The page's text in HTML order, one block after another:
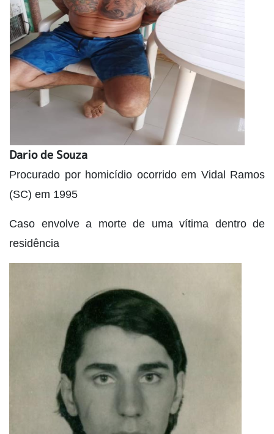
Dario de Souza
Procurado por homicídio ocorrido em Vidal Ramos
(SC) em 1995
Caso envolve a morte de uma vítima dentro de
residência